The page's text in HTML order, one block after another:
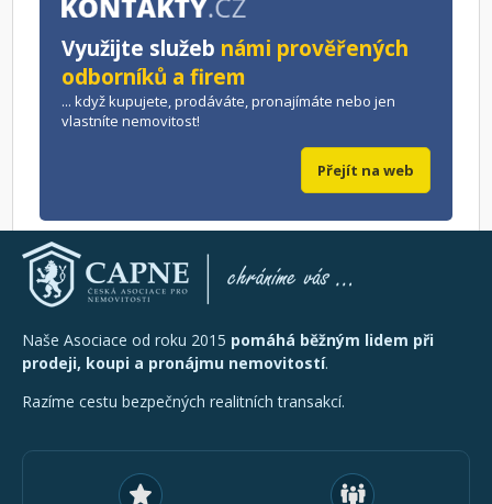
Využijte služeb námi prověřených
odborníků a firem
... když kupujete, prodáváte, pronajímáte nebo jen
vlastníte nemovitost!
Přejít na web
Naše Asociace od roku 2015 pomáhá běžným lidem při
prodeji, koupi a pronájmu nemovitostí.
Razíme cestu bezpečných realitních transakcí.